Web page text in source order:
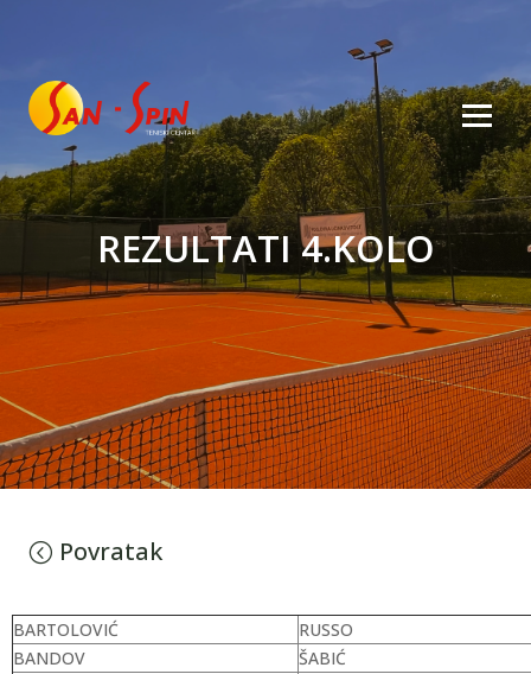
REZULTATI 4.KOLO
Povratak
BARTOLOVIĆ
RUSSO
BANDOV
ŠABIĆ